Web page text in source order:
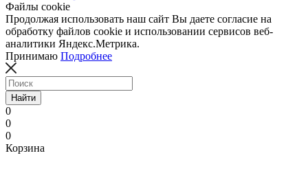
Файлы cookie
Продолжая использовать наш сайт Вы даете согласие на
обработку файлов cookie и использовании сервисов веб-
аналитики Яндекс.Метрика.
Принимаю Подробнее
Найти
0
0
0
Корзина